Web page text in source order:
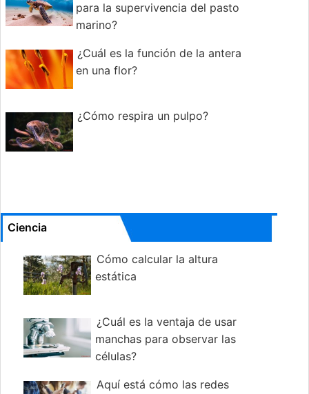
para la supervivencia del pasto
marino?
¿Cuál es la función de la antera
en una flor?
¿Cómo respira un pulpo?
Ciencia
Cómo calcular la altura
estática
¿Cuál es la ventaja de usar
manchas para observar las
células?
Aquí está cómo las redes